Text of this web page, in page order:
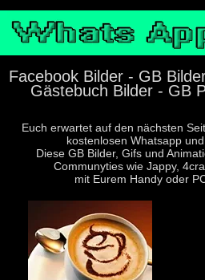
Facebook Bilder - GB
Gästebuch Bilder - GB
Euch erwartet auf den nächsten
kostenlosen Whatsapp
Diese GB Bilder, Gifs und
Communyties wie Jappy,
mit Eurem Handy oder